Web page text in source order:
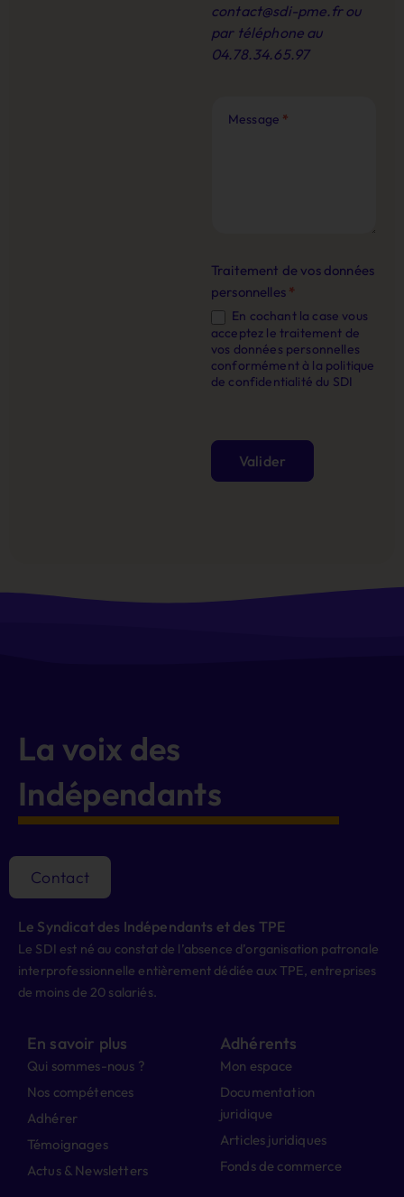
contact@sdi-pme.frou
par téléphone au
04.78.34.65.97
Message *
Traitement de vos données
personnelles *
En cochant la case vous
acceptez le traitement de
vos données personnelles
conformément à la politique
de confidentialité du SDI
Valider
La voix des
Indépendants
Contact
Le Syndicat des Indépendants et des TPE
Le SDI est né au constat de l’absence d’organisation patronale
interprofessionnelle entièrement dédiée aux TPE, entreprises
de moins de 20 salariés.
En savoir plus
Qui sommes-nous ?
Nos compétences
Adhérer
Témoignages
Actus & Newsletters
Adhérents
Mon espace
Documentation
juridique
Articles juridiques
Fonds de commerce